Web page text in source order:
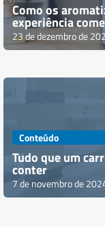
Como os
experiência
23 de dezembro de
Conteúdo
Tudo que um
conter
7 de novembro de